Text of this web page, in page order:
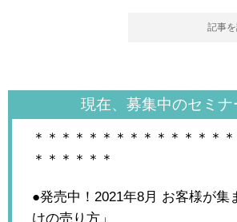
記事
現在、募集中のセミナ
＊＊＊＊＊＊＊＊＊＊＊＊＊＊
＊＊＊＊＊＊
●発売中！2021年8月 お客様が集
けの売り方」